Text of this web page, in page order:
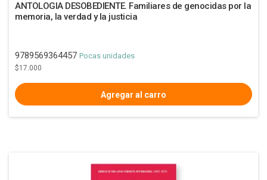
ANTOLOGIA DESOBEDIENTE. Familiares de genocidas por la
memoria, la verdad y la justicia
9789569364457 Pocas unidades
$17.000